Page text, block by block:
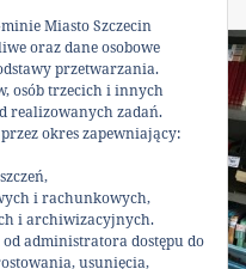
Miasto Szczecin
oraz dane osobowe
przetwarzania.
osób trzecich i innych
realizowanych zadań.
okres zapewniający:
i rachunkowych,
i archiwizacyjnych.
administratora dostępu do
usunięcia,